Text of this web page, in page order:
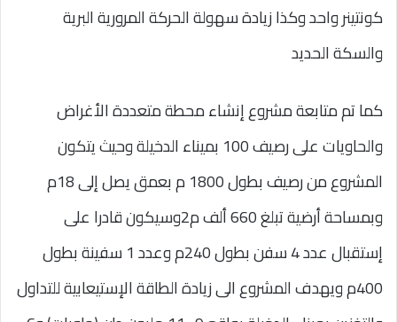
كونتينر واحد وكذا زيادة سهولة الحركة المرورية البرية
والسكة الحديد
كما تم متابعة مشروع إنشاء محطة متعددة الأغراض
والحاويات على رصيف 100 بميناء الدخيلة وحيث يتكون
المشروع من رصيف بطول 1800 م بعمق يصل إلى 18م
وبمساحة أرضية تبلغ 660 ألف م2وسيكون قادرا على
إستقبال عدد 4 سفن بطول 240م وعدد 1 سفينة بطول
400م ويهدف المشروع الى زيادة الطاقة الإستيعابية للتداول